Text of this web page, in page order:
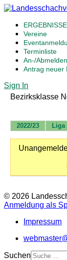
ERGEBNISSE
Vereine
Terminliste
An-/Abmelden
Antrag neuer
Sign In
Bezirksklasse
2022/23 Liga
© 2026
Anmeldung als
Impressum
Suchen